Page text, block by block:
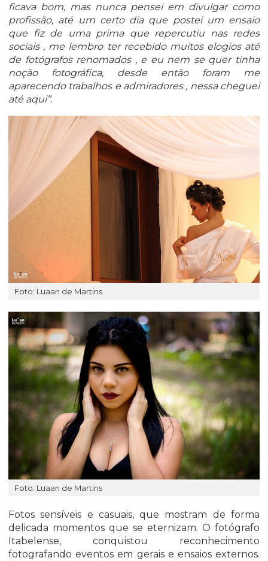
ficava bom, mas nunca pensei em divulgar como
profissão, até um certo dia que postei um ensaio
que fiz de uma prima que repercutiu nas redes
sociais , me lembro ter recebido muitos elogios até
de fotógrafos renomados , e eu nem se quer tinha
noção fotográfica, desde então foram me
aparecendo trabalhos e admiradores , nessa cheguei
até aqui’’.
Foto: Luaan de Martins
Foto: Luaan de Martins
Fotos sensíveis e casuais, que mostram de forma
delicada momentos que se eternizam. O fotógrafo
Itabelense, conquistou reconhecimento
fotografando eventos em gerais e ensaios externos.